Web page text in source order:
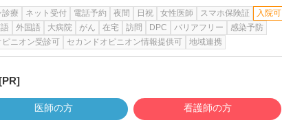
診療 ネット受付 電話予約 夜間 日祝 女性医師 スマホ保険証 入院可
外国語 大病院 がん 在宅 訪問 DPC バリアフリー
感染予防
ピニオン受診可
セカンドオピニオン情報提供可 地域連携
医師の方 看護師の方